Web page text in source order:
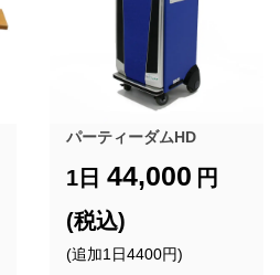
パーティーダムHD
1日 44,000 円
(税込)
(追加1日4400円)